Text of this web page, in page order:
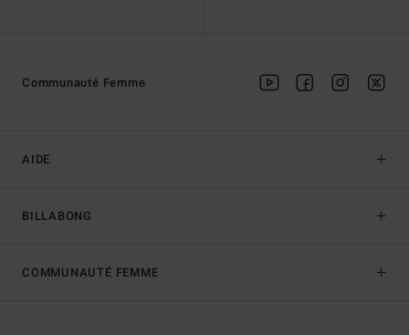
AIDE
BILLABONG
Communauté Femme
COMMUNAUTÉ FEMME